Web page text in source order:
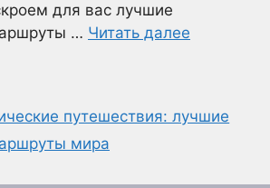
для вас лучшие
… Читать далее
путешествия: лучшие
мира